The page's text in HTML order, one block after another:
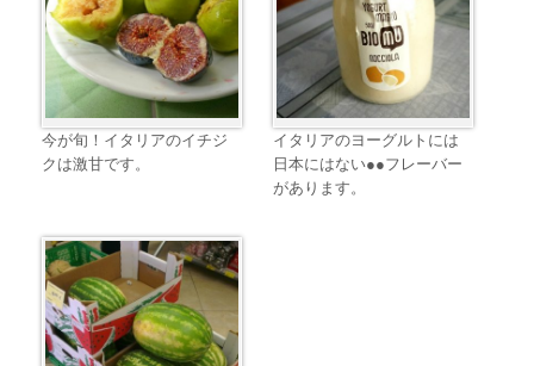
今が旬！イタリアのイチジ
クは激甘です。
イタリアのヨーグルトには
日本にはない●●フレーバー
があります。